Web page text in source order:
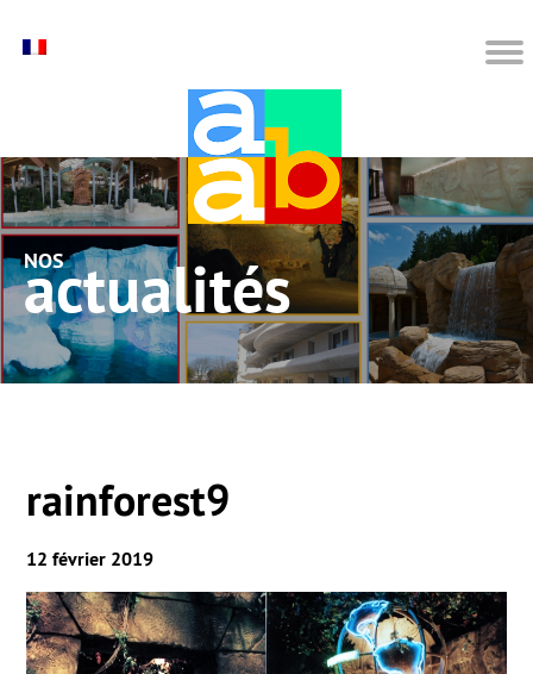
nos actualités
rainforest9
12 février 2019